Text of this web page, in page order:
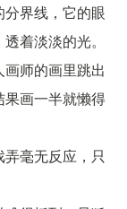
界线，它的眼
着淡淡的光。
师的画里跳出
画一半就懒得
毫无反应，只